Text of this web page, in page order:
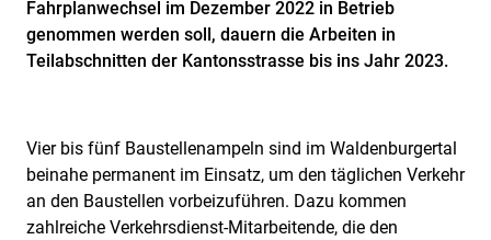
Fahrplanwechsel im Dezember 2022 in Betrieb
genommen werden soll, dauern die Arbeiten in
Teilabschnitten der Kantonsstrasse bis ins Jahr 2023.
Vier bis fünf Baustellenampeln sind im Waldenburgertal
beinahe permanent im Einsatz, um den täglichen Verkehr
an den Baustellen vorbeizuführen. Dazu kommen
zahlreiche Verkehrsdienst-Mitarbeitende, die den